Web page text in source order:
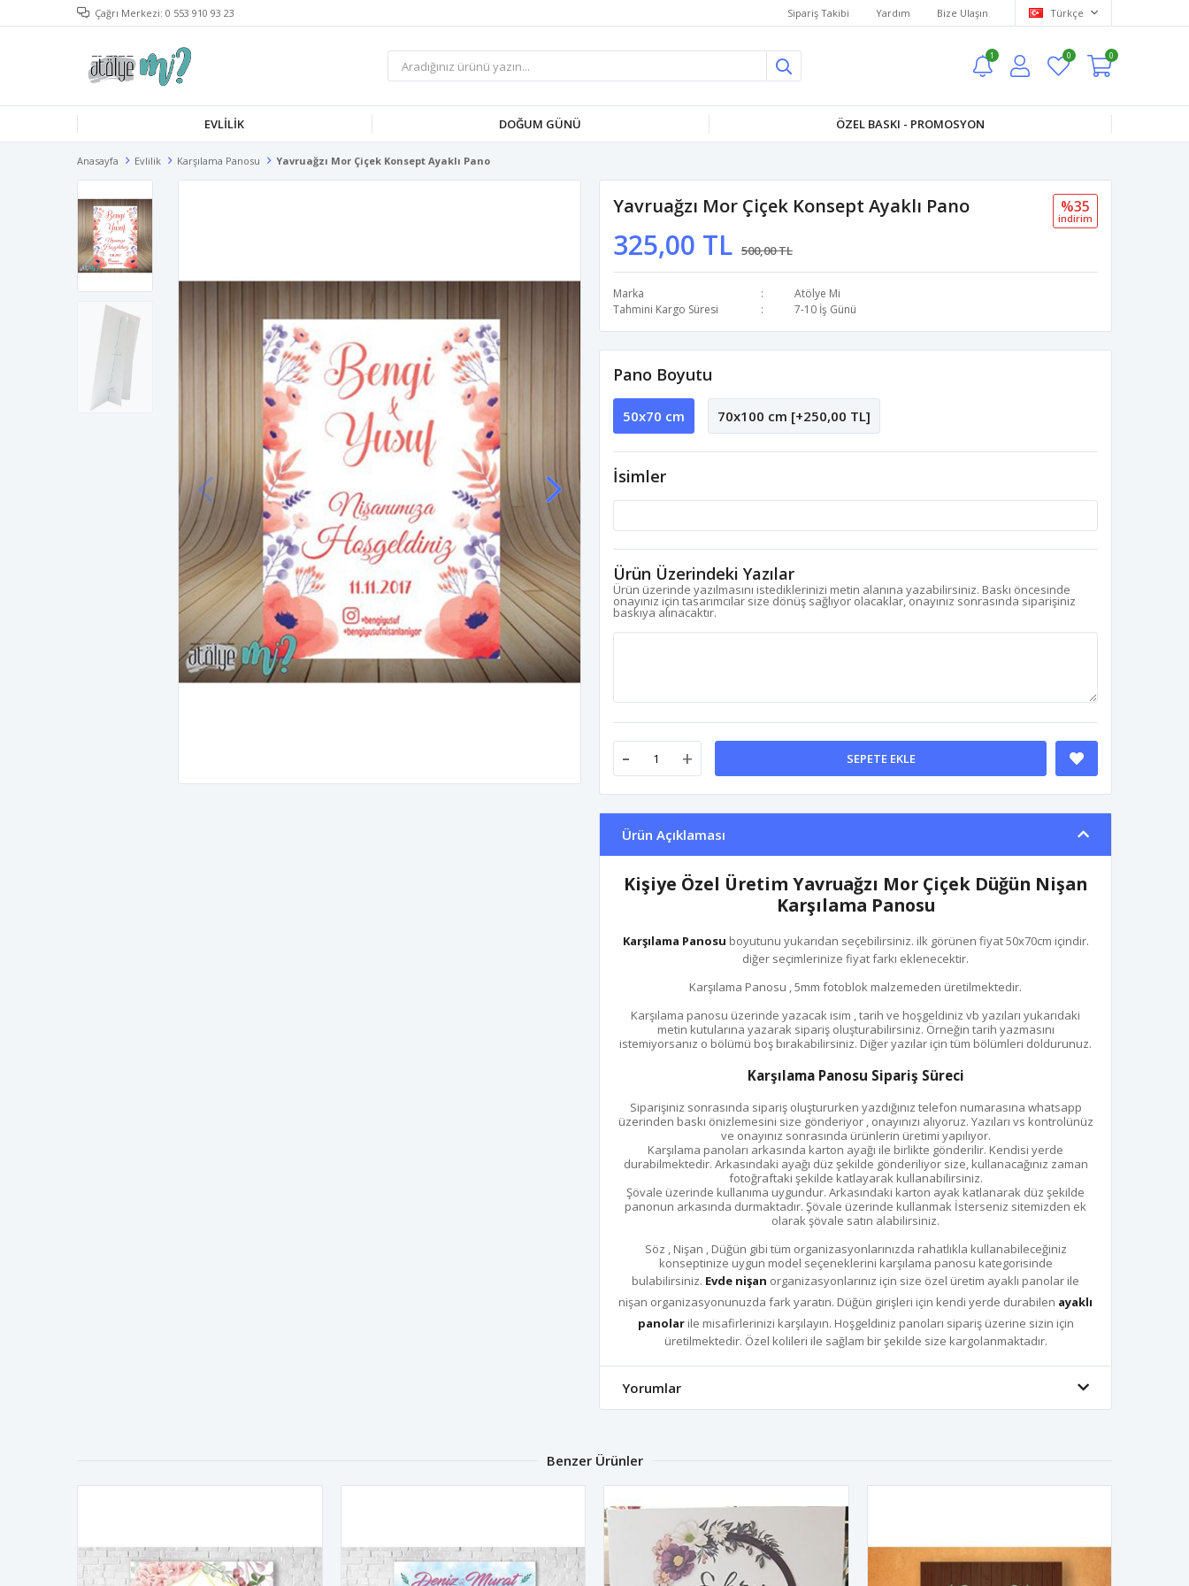
Çağrı Merkezi: 0 553 910 93 23 Sipariş Takibi Yardım Bize Ulaşın Türkçe
1 0 0
EVLILIK DOĞUM GÜNÜ ÖZEL BASKI - PROMOSYON
Anasayfa Evlilik Karşılama Panosu Yavruağzı Mor Çiçek Konsept Ayaklı Pano
Yavruağzı Mor Çiçek Konsept Ayaklı Pano
325,00 TL 500,00 TL
%35
i̇ndi̇ri̇m
Marka
Atölye Mi
Tahmini Kargo Süresi
7-10 İş Günü
Pano Boyutu
50x70 cm 70x100 cm [+250,00 TL]
İsimler
Ürün Üzerindeki Yazılar
Ürün üzerinde yazılmasını istediklerinizi metin alanına yazabilirsiniz. Baskı öncesinde
onayınız için tasarımcılar size dönüş sağlıyor olacaklar, onayınız sonrasında siparişiniz
baskıya alınacaktır.
- + SEPETE EKLE
Ürün Açıklaması
Kişiye Özel Üretim Yavruağzı Mor Çiçek Düğün Nişan
Karşılama Panosu
Karşılama Panosu boyutunu yukarıdan seçebilirsiniz. ilk görünen fiyat 50x70cm içindir.
diğer seçimlerinize fiyat farkı eklenecektir.
Karşılama Panosu , 5mm fotoblok malzemeden üretilmektedir.
Karşılama panosu üzerinde yazacak isim , tarih ve hoşgeldiniz vb yazıları yukarıdaki
metin kutularına yazarak sipariş oluşturabilirsiniz. Örneğin tarih yazmasını
istemiyorsanız o bölümü boş bırakabilirsiniz. Diğer yazılar için tüm bölümleri doldurunuz.
Karşılama Panosu Sipariş Süreci
Siparişiniz sonrasında sipariş oluştururken yazdığınız telefon numarasına whatsapp
üzerinden baskı önizlemesini size gönderiyor , onayınızı alıyoruz. Yazıları vs kontrolünüz
ve onayınız sonrasında ürünlerin üretimi yapılıyor.
Karşılama panoları arkasında karton ayağı ile birlikte gönderilir. Kendisi yerde
durabilmektedir. Arkasındaki ayağı düz şekilde gönderiliyor size, kullanacağınız zaman
fotoğraftaki şekilde katlayarak kullanabilirsiniz.
Şövale üzerinde kullanıma uygundur. Arkasındaki karton ayak katlanarak düz şekilde
panonun arkasında durmaktadır. Şövale üzerinde kullanmak İsterseniz sitemizden ek
olarak şövale satın alabilirsiniz.
Söz , Nişan , Düğün gibi tüm organizasyonlarınızda rahatlıkla kullanabileceğiniz
konseptinize uygun model seçeneklerini karşılama panosu kategorisinde
bulabilirsiniz. Evde nişan organizasyonlarınız için size özel üretim ayaklı panolar ile
nişan organizasyonunuzda fark yaratın. Düğün girişleri için kendi yerde durabilen ayaklı
panolarile misafirlerinizi karşılayın. Hoşgeldiniz panoları sipariş üzerine sizin için
üretilmektedir. Özel kolileri ile sağlam bir şekilde size kargolanmaktadır.
Yorumlar
Benzer Ürünler